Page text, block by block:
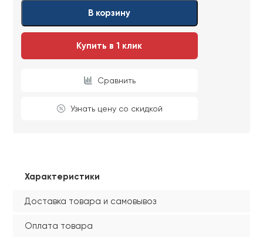
лицам
лицам
В корзину
Купить в 1 клик
Сравнить
Узнать цену со скидкой
Характеристики
Доставка товара и самовывоз
Оплата товара